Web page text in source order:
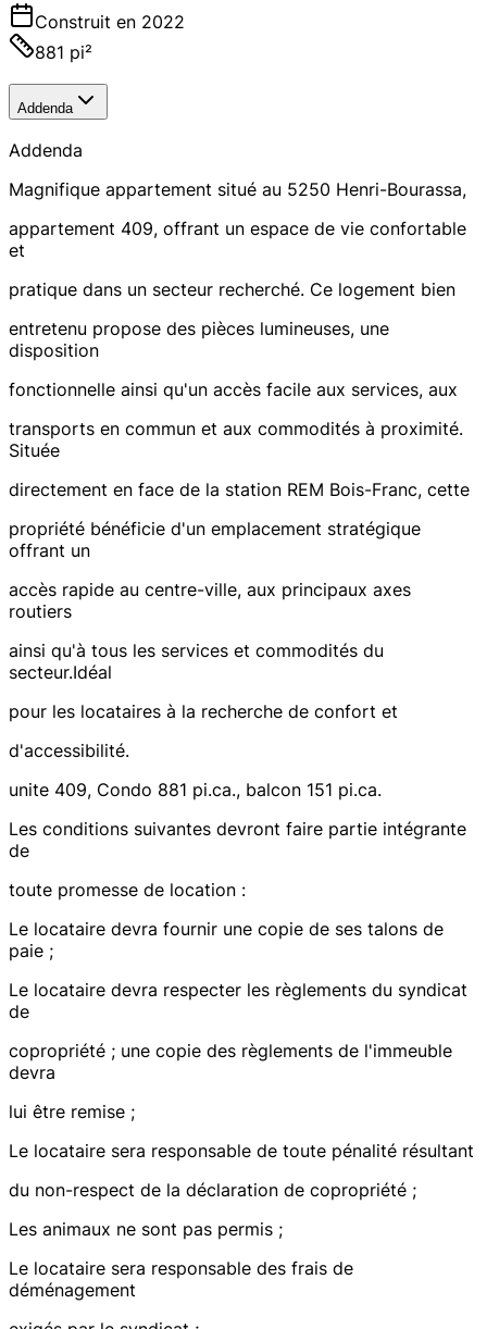
Construit en 2022
881 pi²
Addenda
Addenda
Magnifique appartement situé au 5250 Henri-Bourassa,
appartement 409, offrant un espace de vie confortable
et
pratique dans un secteur recherché. Ce logement bien
entretenu propose des pièces lumineuses, une
disposition
fonctionnelle ainsi qu'un accès facile aux services, aux
transports en commun et aux commodités à proximité.
Située
directement en face de la station REM Bois-Franc, cette
propriété bénéficie d'un emplacement stratégique
offrant un
accès rapide au centre-ville, aux principaux axes
routiers
ainsi qu'à tous les services et commodités du
secteur.Idéal
pour les locataires à la recherche de confort et
d'accessibilité.
unite 409, Condo 881 pi.ca., balcon 151 pi.ca.
Les conditions suivantes devront faire partie intégrante
de
toute promesse de location :
Le locataire devra fournir une copie de ses talons de
paie ;
Le locataire devra respecter les règlements du syndicat
de
copropriété ; une copie des règlements de l'immeuble
devra
lui être remise ;
Le locataire sera responsable de toute pénalité résultant
du non-respect de la déclaration de copropriété ;
Les animaux ne sont pas permis ;
Le locataire sera responsable des frais de
déménagement